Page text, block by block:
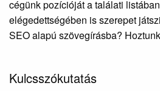
cégünk pozícióját a találati
elégedettségében is szerepet
SEO alapú szövegírásba?
Kulcsszókutatás